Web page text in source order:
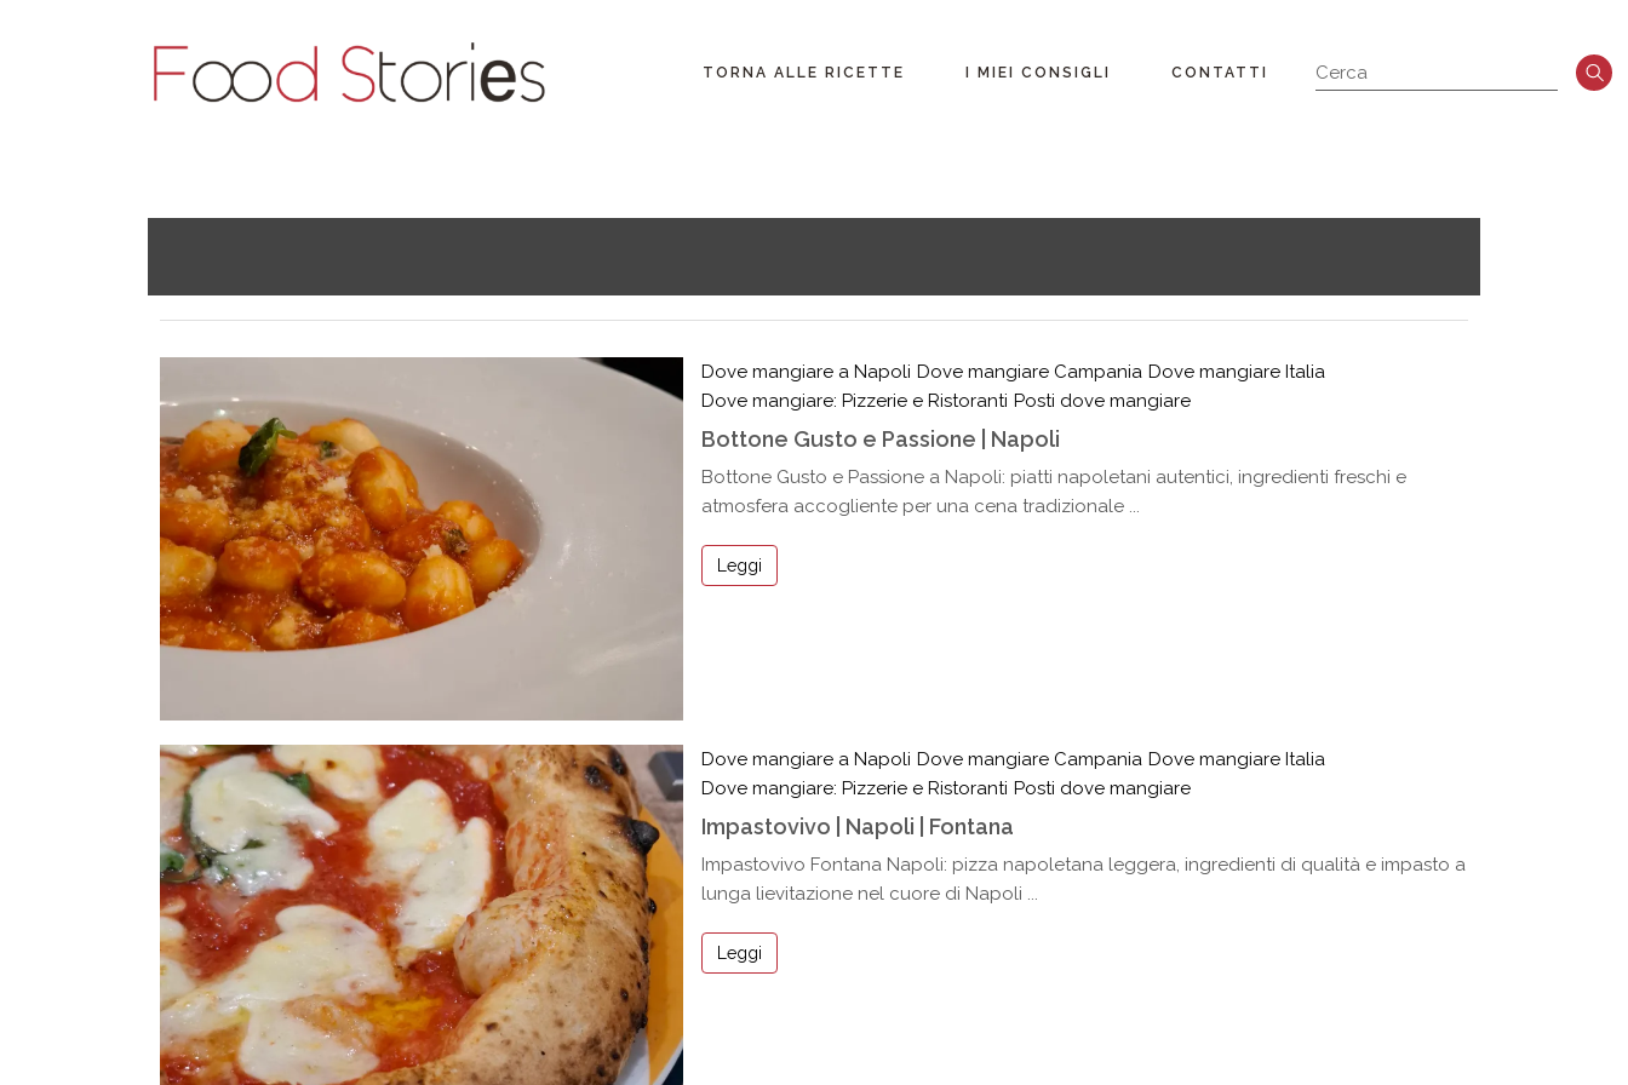
TORNA ALLE RICETTE I MIEI CONSIGLI CONTATTI
Dove mangiare a Napoli Dove mangiare Campania Dove mangiare Italia
Dove mangiare: Pizzerie e Ristoranti Posti dove mangiare
Bottone Gusto e Passione | Napoli
Bottone Gusto e Passione a Napoli: piatti napoletani autentici, ingredienti freschi e
atmosfera accogliente per una cena tradizionale ...
Leggi
Dove mangiare a Napoli Dove mangiare Campania Dove mangiare Italia
Dove mangiare: Pizzerie e Ristoranti Posti dove mangiare
Impastovivo | Napoli | Fontana
Impastovivo Fontana Napoli: pizza napoletana leggera, ingredienti di qualità e impasto a
lunga lievitazione nel cuore di Napoli ...
Leggi